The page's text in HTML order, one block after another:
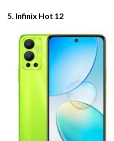
5. Infinix Hot 12